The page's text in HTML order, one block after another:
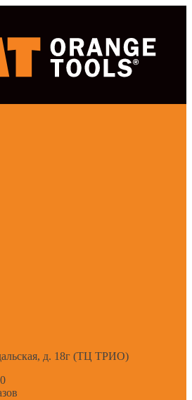
д. 18г (ТЦ ТРИО)